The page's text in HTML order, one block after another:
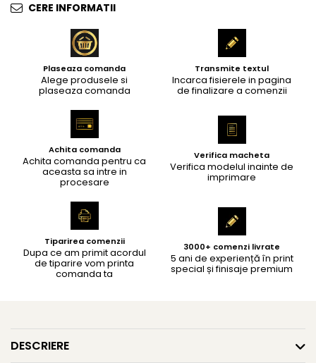
CERE INFORMATII
Plaseaza comanda
Alege produsele si
plaseaza comanda
Transmite textul
Incarca fisierele in pagina
de finalizare a comenzii
Achita comanda
Achita comanda pentru ca
aceasta sa intre in
procesare
Verifica macheta
Verifica modelul inainte de
imprimare
Tiparirea comenzii
Dupa ce am primit acordul
de tiparire vom printa
comanda ta
3000+ comenzi livrate
5 ani de experiență în print
special și finisaje premium
DESCRIERE